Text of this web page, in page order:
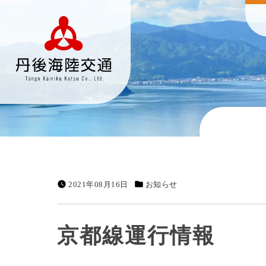
2021年08月16日 お知らせ
京都線運行情報